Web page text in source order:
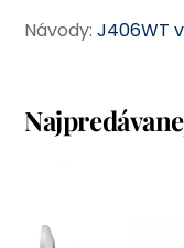
Návody:J406WT